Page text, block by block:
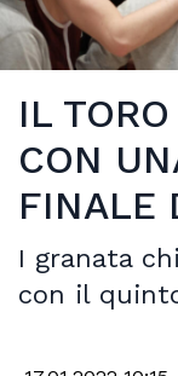
IL
CON
FINALE
I granata
con il